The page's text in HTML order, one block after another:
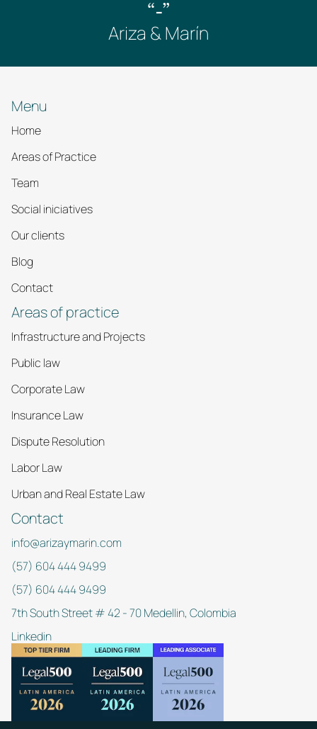
“-”
Ariza & Marín
Menu
Home
Areas of Practice
Team
Social iniciatives
Our clients
Blog
Contact
Areas of practice
Infrastructure and Projects
Public law
Corporate Law
Insurance Law
Dispute Resolution
Labor Law
Urban and Real Estate Law
Contact
info@arizaymarin.com
(57) 604 444 9499
(57) 604 444 9499
7th South Street # 42 - 70 Medellin, Colombia
Linkedin